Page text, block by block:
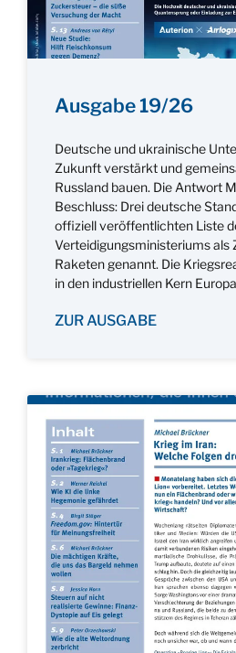
Ausgabe 19/26
Deutsche und ukrainische
Zukunft verstärkt und
Russland bauen. Die Antwort
Beschluss: Drei deutsche
offiziell veröffentlichten Liste
Verteidigungsministeriums als
Raketen genannt. Die
in den industriellen Kern
ZUR AUSGABE